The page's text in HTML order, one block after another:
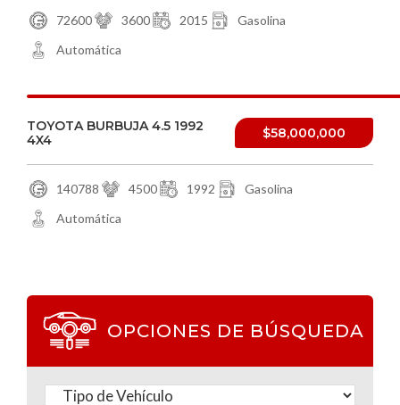
72600 3600 2015
Gasolina
Automática
TOYOTA BURBUJA 4.5 1992
4X4
$58,000,000
140788 4500 1992
Gasolina
Automática
OPCIONES DE BÚSQUEDA